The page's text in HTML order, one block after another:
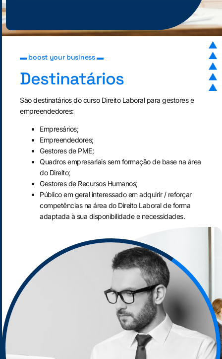
▬ boost your business ▬
Destinatários
São destinatários do curso Direito Laboral para gestores e
empreendedores:
Empresários;
Empreendedores;
Gestores de PME;
Quadros empresariais sem formação de base na área
do Direito;
Gestores de Recursos Humanos;
Público em geral interessado em adquirir / reforçar
competências na área do Direito Laboral de forma
adaptada à sua disponibilidade e necessidades.